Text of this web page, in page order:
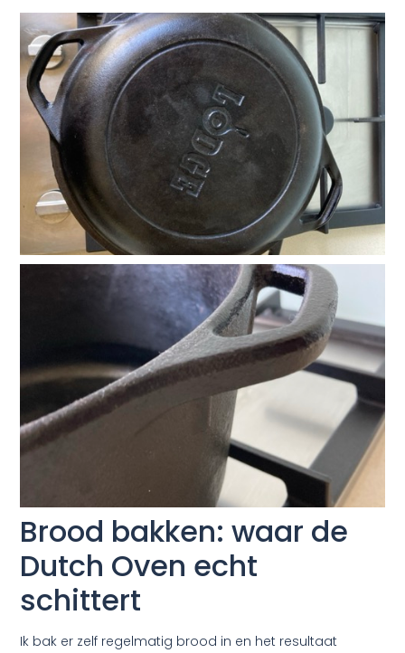
Brood bakken: waar de
Dutch Oven echt
schittert
Ik bak er zelf regelmatig brood in en het resultaat